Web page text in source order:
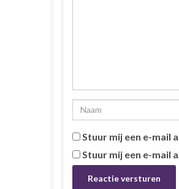
Stuur mij een e-mail
Stuur mij een e-mail